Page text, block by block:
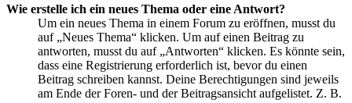
Wie erstelle ich ein neues Thema oder eine Antwort?
Um ein neues Thema in einem Forum zu eröffnen, musst du
auf „Neues Thema“ klicken. Um auf einen Beitrag zu
antworten, musst du auf „Antworten“ klicken. Es könnte sein,
dass eine Registrierung erforderlich ist, bevor du einen
Beitrag schreiben kannst. Deine Berechtigungen sind jeweils
am Ende der Foren- und der Beitragsansicht aufgelistet. Z. B.